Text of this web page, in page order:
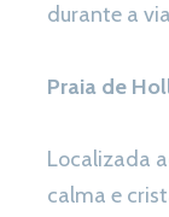
durante a
Praia de
Localizada
calma e